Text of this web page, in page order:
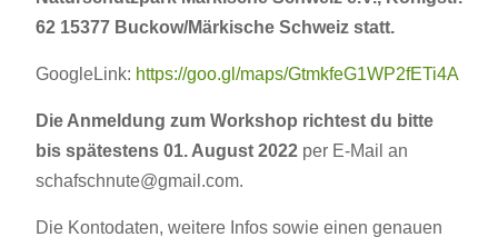
62 15377 Buckow/Märkische Schweiz statt.
GoogleLink: https://goo.gl/maps/GtmkfeG1WP2fETi4A
Die Anmeldung zum Workshop richtest du bitte
bis spätestens 01. August 2022per E-Mail an
schafschnute@gmail.com.
Die Kontodaten, weitere Infos sowie einen genauen